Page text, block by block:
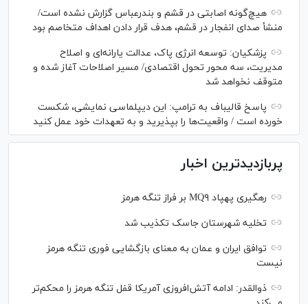
هیچ‌گونه اصابتی در قشم و بندرعباس گزارش نشده است/
منشأ صدای انفجار در قشم، هدف قرار دادن اهداف متخاصم بود
پزشکیان: توسعه انرژی پاک، عدالت یارانه‌ای و اصلاح
مدیریت، سه محور تحول اقتصادی/ مسیر اصلاحات آغاز شده و
متوقف نخواهد شد
پاسخ قالیباف به ترامپ: این دیپلماسی نمایشی، شکست
خورده است / واقعیت‌ها را بپذیرید و به تعهدات خود عمل کنید
پربازدیدترین اخبار
رهگیری پهپاد MQ۹ بر فراز تنگه هرمز
تخلیه شهرستان جاسک تکذیب شد
توافق ایران و عمان به معنای بازگشایی فوری تنگه هرمز
نیست
ذوالقدر: ادامه آتش‌افروزی آمریکا قفل تنگه هرمز را محکم‌تر